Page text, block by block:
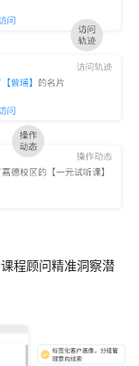
程顾问精准洞察潜